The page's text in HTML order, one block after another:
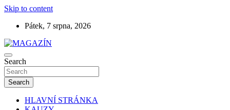
Skip to content
Pátek, 7 srpna, 2026
MAGAZÍN
Search
Search
HLAVNÍ STRÁNKA